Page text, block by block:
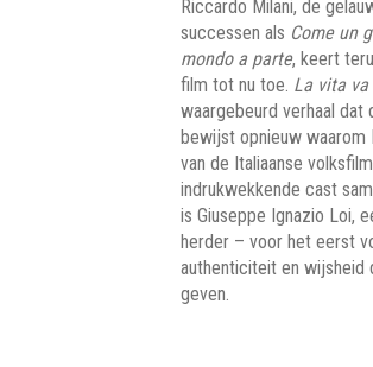
Riccardo Milani, de
successen als Come un
mondo a parte, keert
film tot nu toe. La vita
waargebeurd verhaal dat
bewijst opnieuw
van de Italiaanse
indrukwekkende cast
is Giuseppe Ignazio Loi,
herder – voor het eerst
authenticiteit en
geven.